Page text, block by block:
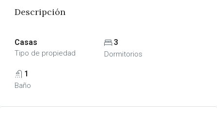
Descripción
Casas
Tipo de propiedad
3
Dormitorios
1
Baño